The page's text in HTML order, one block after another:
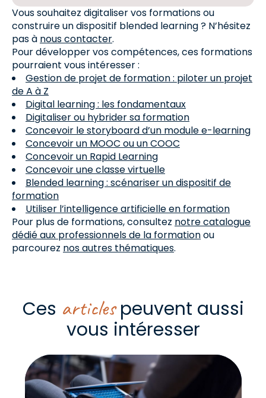
Vous souhaitez digitaliser vos formations ou
construire un dispositif blended learning ? N’hésitez
pas à nous contacter.
Pour développer vos compétences, ces formations
pourraient vous intéresser :
Gestion de projet de formation : piloter un projet
de A à Z
Digital learning : les fondamentaux
Digitaliser ou hybrider sa formation
Concevoir le storyboard d’un module e-learning
Concevoir un MOOC ou un COOC
Concevoir un Rapid Learning
Concevoir une classe virtuelle
Blended learning : scénariser un dispositif de
formation
Utiliser l’intelligence artificielle en formation
Pour plus de formations, consultez notre catalogue
dédié aux professionnels de la formationou
parcourez nos autres thématiques.
Ces articlespeuvent aussi
vous intéresser